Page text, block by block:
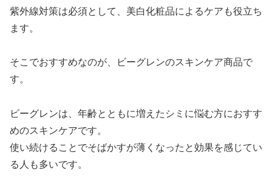
紫外線対策は必須として、美白化粧品によるケアも役立ち
ます。
そこでおすすめなのが、ビーグレンのスキンケア商品で
す。
ビーグレンは、年齢とともに増えたシミに悩む方におすす
めのスキンケアです。
使い続けることでそばかすが薄くなったと効果を感じてい
る人も多いです。